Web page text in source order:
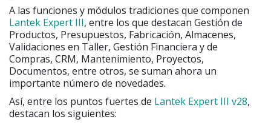
A las funciones y módulos tradiciones que componen
Lantek Expert III, entre los que destacan Gestión de
Productos, Presupuestos, Fabricación, Almacenes,
Validaciones en Taller, Gestión Financiera y de
Compras, CRM, Mantenimiento, Proyectos,
Documentos, entre otros, se suman ahora un
importante número de novedades.
Así, entre los puntos fuertes de Lantek Expert III v28,
destacan los siguientes: